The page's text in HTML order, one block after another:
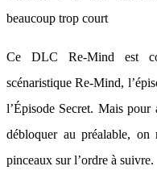
beaucoup trop court
Ce DLC Re-Mind est
scénaristique Re-Mind,
l’Épisode Secret. Mais
débloquer au préalable, on
pinceaux sur l’ordre à suivre.